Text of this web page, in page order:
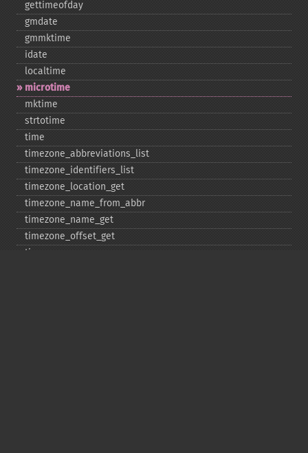
gettimeofday
gmdate
gmmktime
idate
localtime
microtime
mktime
strtotime
time
timezone_​abbreviations_​list
timezone_​identifiers_​list
timezone_​location_​get
timezone_​name_​from_​abbr
timezone_​name_​get
timezone_​offset_​get
timezone_​open